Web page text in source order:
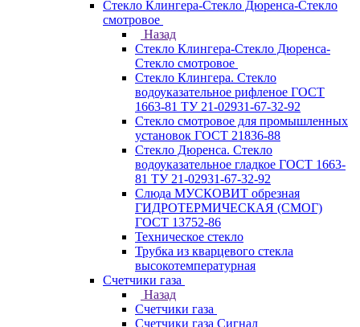
Стекло Клингера-Стекло Дюренса-Стекло
смотровое
Назад
Стекло Клингера-Стекло Дюренса-
Стекло смотровое
Стекло Клингера. Стекло
водоуказательное рифленое ГОСТ
1663-81 ТУ 21-02931-67-32-92
Стекло смотровое для промышленных
установок ГОСТ 21836-88
Стекло Дюренса. Стекло
водоуказательное гладкое ГОСТ 1663-
81 ТУ 21-02931-67-32-92
Слюда МУСКОВИТ обрезная
ГИДРОТЕРМИЧЕСКАЯ (СМОГ)
ГОСТ 13752-86
Техническое стекло
Трубка из кварцевого стекла
высокотемпературная
Счетчики газа
Назад
Счетчики газа
Счетчики газа Сигнал